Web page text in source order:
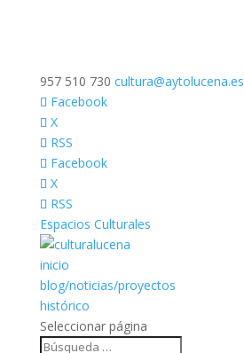
957 510 730 cultura@aytolucena.es
Facebook
X
RSS
Facebook
X
RSS
Espacios Culturales
inicio
blog/noticias/proyectos
histórico
Seleccionar página